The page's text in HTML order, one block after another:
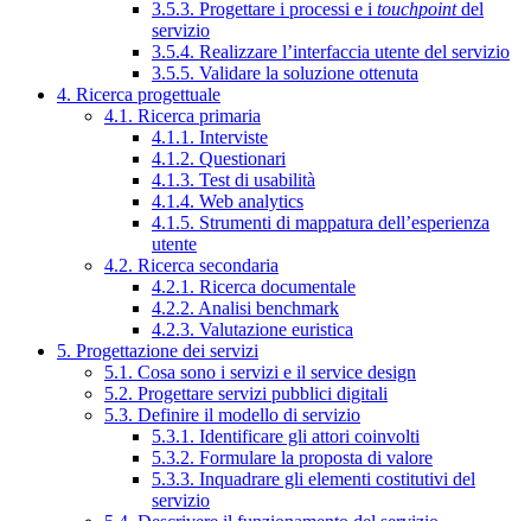
3.5.3. Progettare i processi e i touchpointdel
servizio
3.5.4. Realizzare l’interfaccia utente del servizio
3.5.5. Validare la soluzione ottenuta
4. Ricerca progettuale
4.1. Ricerca primaria
4.1.1. Interviste
4.1.2. Questionari
4.1.3. Test di usabilità
4.1.4. Web analytics
4.1.5. Strumenti di mappatura dell’esperienza
utente
4.2. Ricerca secondaria
4.2.1. Ricerca documentale
4.2.2. Analisi benchmark
4.2.3. Valutazione euristica
5. Progettazione dei servizi
5.1. Cosa sono i servizi e il service design
5.2. Progettare servizi pubblici digitali
5.3. Definire il modello di servizio
5.3.1. Identificare gli attori coinvolti
5.3.2. Formulare la proposta di valore
5.3.3. Inquadrare gli elementi costitutivi del
servizio